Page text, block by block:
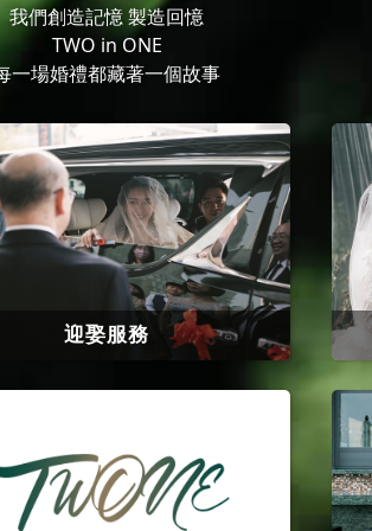
我們創造記憶 製造回憶
TWO in ONE
一場婚禮都藏著一個故事
迎娶服務